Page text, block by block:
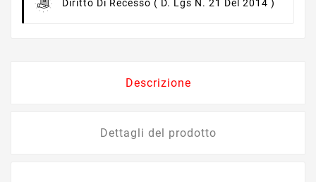
Diritto Di Recesso ( D. Lgs N. 21 Del 2014 )
Descrizione
Dettagli del prodotto